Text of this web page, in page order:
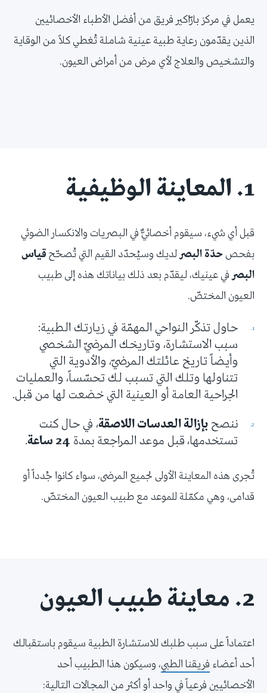
يعمل في مركز بارّاكير فريق من أفضل الأطباء الأخصائيين
الذين يقدّمون رعاية طبية عينية شاملة تُغطي كلاً من الوقاية
والتشخيص والعلاج لأي مرض من أمراض العيون.
1. المعاينة الوظيفية
قبل أي شيء، سيقوم أخصائيٌّ في البصريات والانكسار الضوئي
بفحص حدّة البصرلديك وسيُحدّد القيم التي تُصحّح قياس
البصرفي عينيك، ليقدّم بعد ذلك بياناتك هذه إلى طبيب
العيون المختصّ.
حاول تذكّر النواحي المهمّة في زيارتك الطبية:
سبب الاستشارة، وتاريخك المرضيّ الشخصي
وأيضاً تاريخ عائلتك المرضيّ، والأدوية التي
تتناولها وتلك التي تسبب لك تحسّساً، والعمليات
الجراحية العامة أو العينية التي خضعت لها من قبل.
ننصح بإزالة العدسات اللاصقة، في حال كنت
تستخدمها، قبل موعد المراجعة بمدة 24 ساعة .
تُجرى هذه المعاينة الأولى لجميع المرضى، سواء كانوا جُدداً أو
قدامى، وهي مكمّلة للموعد مع طبيب العيون المختصّ.
2. معاينة طبيب العيون
اعتماداً على سبب طلبك للاستشارة الطبية سيقوم باستقبالك
أحد أعضاء فريقنا الطبي، وسيكون هذا الطبيب أحد
الأخصائيين فرعياً في واحد أو أكثر من المجالات التالية: